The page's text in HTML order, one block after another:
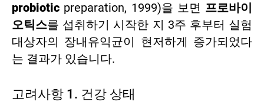
probiotic preparation, 1999)을 보면 프로바이
오틱스를 섭취하기 시작한 지 3주 후부터 실험
대상자의 장내유익균이 현저하게 증가되었다
는 결과가 있습니다.
고려사항 1. 건강 상태